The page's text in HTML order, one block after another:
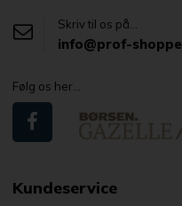
Skriv til os på...
info@prof-
Følg os her...
Kundeservice